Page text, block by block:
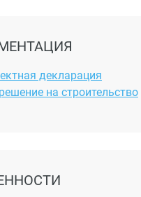
декларация
на строительство